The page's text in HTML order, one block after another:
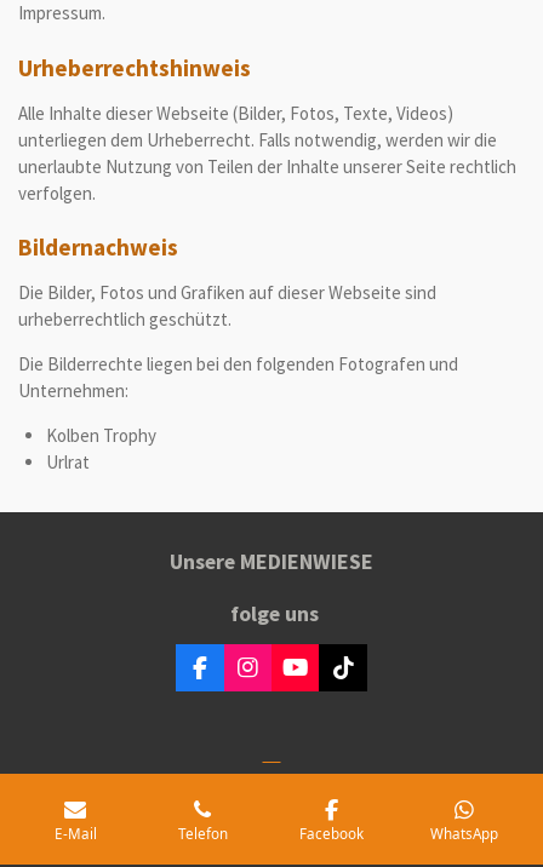
Impressum.
Urheberrechtshinweis
Alle Inhalte dieser Webseite (Bilder, Fotos, Texte, Videos)
unterliegen dem Urheberrecht. Falls notwendig, werden wir die
unerlaubte Nutzung von Teilen der Inhalte unserer Seite rechtlich
verfolgen.
Bildernachweis
Die Bilder, Fotos und Grafiken auf dieser Webseite sind
urheberrechtlich geschützt.
Die Bilderrechte liegen bei den folgenden Fotografen und
Unternehmen:
Kolben Trophy
Urlrat
Unsere MEDIENWIESE
folge uns
F
a
o
k
I
n
Y
o
T
i
KONTAKT für Anfragen
E-Mail Telefon Facebook WhatsApp